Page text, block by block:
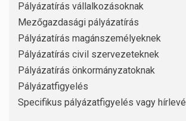
Pályázatírás vállalkozásoknak
Mezőgazdasági pályázatírás
Pályázatírás magánszemélyeknek
Pályázatírás civil szervezeteknek
Pályázatírás önkormányzatoknak
Pályázatfigyelés
Specifikus pályázatfigyelés vagy hírlevél